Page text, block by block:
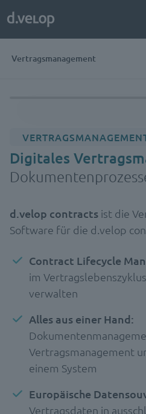
Vertragsmanagement
Digitales
d.velop contracts ist die
Software für die d.velop
Contract Lifecycle
im
verwalten
Alles aus einer Hand:
Vertragsmanagement
einem System
Europäische
Vertragsdaten in